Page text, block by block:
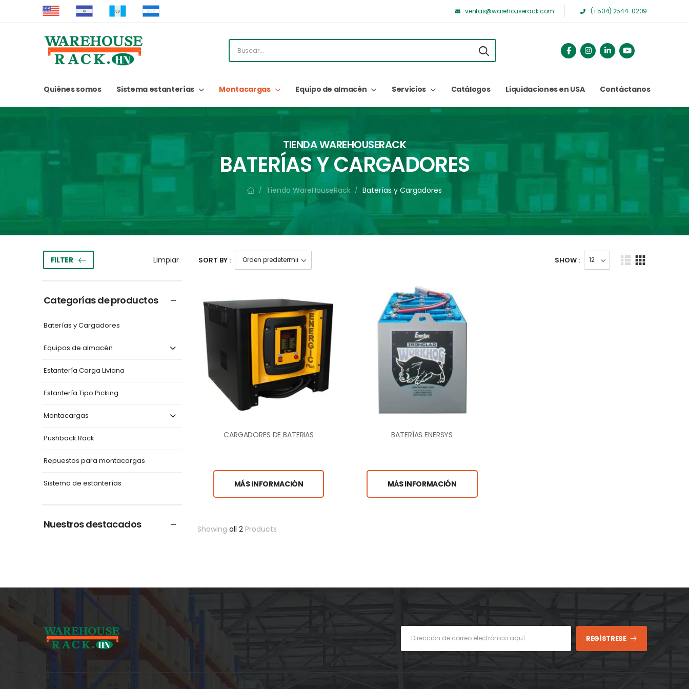
ventas@warehouserack.com (+504) 2544-0209
Quiénes somos Sistema estanterías Montacargas Equipo de almacén Servicios Catálogos Liquidaciones en USA Contáctanos
TIENDA WAREHOUSERACK
BATERÍAS Y CARGADORES
/ Tienda WareHouseRack / Baterías y Cargadores
FILTER
Categorías de productos
Baterías y Cargadores
Equipos de almacén
Estantería Carga Liviana
Estantería Tipo Picking
Montacargas
Pushback Rack
Repuestos para montacargas
Sistema de estanterías
Nuestros destacados
SORT BY : SHOW :
CARGADORES DE BATERIAS
MÁS INFORMACIÓN
BATERÍAS ENERSYS
MÁS INFORMACIÓN
Showing all 2Products
REGÍSTRESE